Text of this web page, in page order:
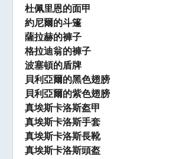
杜佩里恩的面甲
約尼爾的斗篷
薩拉赫的褲子
格拉迪翁的褲子
波塞頓的盾牌
貝利亞爾的黑色翅膀
貝利亞爾的紫色翅膀
真埃斯卡洛斯盔甲
真埃斯卡洛斯手套
真埃斯卡洛斯長靴
真埃斯卡洛斯頭盔